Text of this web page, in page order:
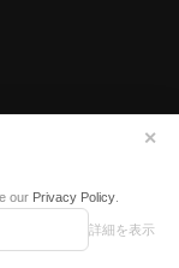
our Privacy Policy.
詳細を表示
✕
Character Design ©2021
・ST ©VANGUARD
Inc.